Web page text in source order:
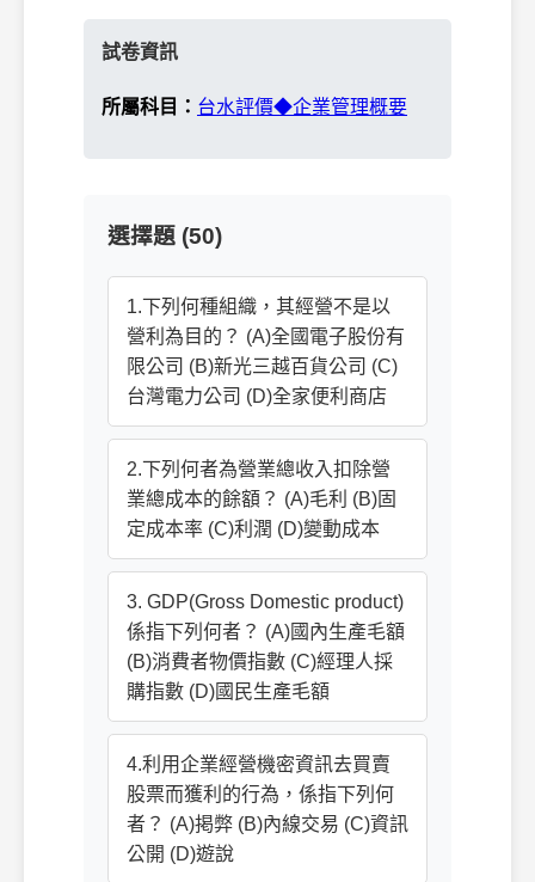
試卷資訊
所屬科目： 台水評價◆企業管理概要
選擇題 (50)
1.下列何種組織，其經營不是以
營利為目的？ (A)全國電子股份有
限公司 (B)新光三越百貨公司 (C)
台灣電力公司 (D)全家便利商店
2.下列何者為營業總收入扣除營
業總成本的餘額？ (A)毛利 (B)固
定成本率 (C)利潤 (D)變動成本
3. GDP(Gross Domestic product)
係指下列何者？ (A)國內生產毛額
(B)消費者物價指數 (C)經理人採
購指數 (D)國民生產毛額
4.利用企業經營機密資訊去買賣
股票而獲利的行為，係指下列何
者？ (A)掲弊 (B)內線交易 (C)資訊
公開 (D)遊說